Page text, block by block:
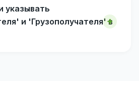
указывать
и 'Грузополучателя' в